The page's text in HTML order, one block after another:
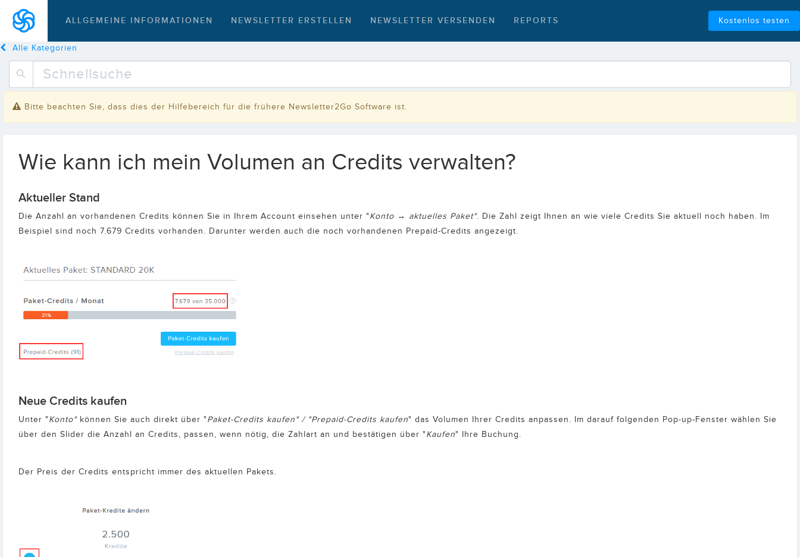
ALLGEMEINE INFORMATIONEN NEWSLETTER ERSTELLEN NEWSLETTER VERSENDEN REPORTS Kostenlos testen
Alle Kategorien
Bitte beachten Sie, dass dies der Hilfebereich für die frühere Newsletter2Go Software ist.
Wie kann ich mein Volumen an Credits verwalten?
Aktueller Stand
Die Anzahl an vorhandenen Credits können Sie in Ihrem Account einsehen unter "Konto → aktuelles Paket". Die Zahl zeigt Ihnen an wie viele Credits Sie aktuell noch haben. Im
Beispiel sind noch 7.679 Credits vorhanden. Darunter werden auch die noch vorhandenen Prepaid-Credits angezeigt.
Neue Credits kaufen
Unter "Konto" können Sie auch direkt über "Paket-Credits kaufen" / "Prepaid-Credits kaufen" das Volumen Ihrer Credits anpassen. Im darauf folgenden Pop-up-Fenster wählen Sie
über den Slider die Anzahl an Credits, passen, wenn nötig, die Zahlart an und bestätigen über "Kaufen" Ihre Buchung.
Der Preis der Credits entspricht immer des aktuellen Pakets.